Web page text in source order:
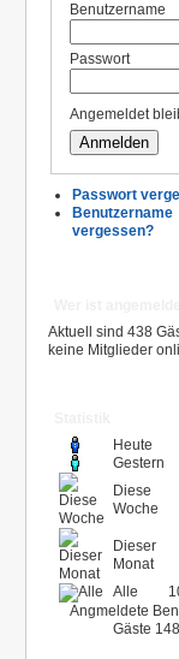
Benutzername
Passwort
Angemeldet
Passwort
Benutzername
vergessen?
Aktuell sind 438
keine Mitglieder
Heute
Gestern
Diese
Woche
Dieser
Monat
Alle
Angmeldete
Gäste 148